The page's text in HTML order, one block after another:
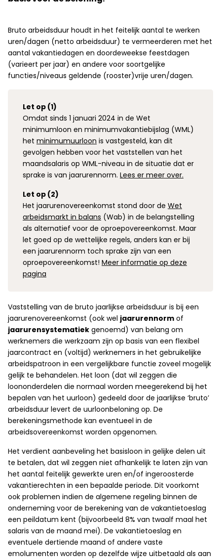
Bruto arbeidsduur houdt in het feitelijk aantal te werken
uren/dagen (netto arbeidsduur) te vermeerderen met het
aantal vakantiedagen en doordeweekse feestdagen
(varieert per jaar) en andere voor soortgelijke
functies/niveaus geldende (rooster)vrije uren/dagen.
Let op (1)
Omdat sinds 1 januari 2024 in de Wet
minimumloon en minimumvakantiebijslag (WML)
het minimumuurloon is vastgesteld, kan dit
gevolgen hebben voor het vaststellen van het
maandsalaris op WML-niveau in de situatie dat er
sprake is van jaarurennorm. Lees er meer over.
Let op (2)
Het jaarurenovereenkomst stond door de Wet
arbeidsmarkt in balans (Wab) in de belangstelling
als alternatief voor de oproepovereenkomst. Maar
let goed op de wettelijke regels, anders kan er bij
een jaarurennorm toch sprake zijn van een
oproepovereenkomst! Meer informatie op deze
pagina
Vaststelling van de bruto jaarlijkse arbeidsduur is bij een
jaarurenovereenkomst (ook wel jaarurennorm of
jaarurensystematiek genoemd) van belang om
werknemers die werkzaam zijn op basis van een flexibel
jaarcontract en (voltijd) werknemers in het gebruikelijke
arbeidspatroon in een vergelijkbare functie zoveel mogelijk
gelijk te behandelen. Het loon (dat wil zeggen die
loononderdelen die normaal worden meegerekend bij het
bepalen van het uurloon) gedeeld door de jaarlijkse ‘bruto’
arbeidsduur levert de uurloonbeloning op. De
berekeningsmethode kan eventueel in de
arbeidsovereenkomst worden opgenomen.
Het verdient aanbeveling het basisloon in gelijke delen uit
te betalen, dat wil zeggen niet afhankelijk te laten zijn van
het aantal feitelijk gewerkte uren en/of ingeroosterde
vakantierechten in een bepaalde periode. Dit voorkomt
ook problemen indien de algemene regeling binnen de
onderneming voor de berekening van de vakantietoeslag
een peildatum kent (bijvoorbeeld 8% van twaalf maal het
salaris van de maand mei). De vakantietoeslag en
eventuele dertiende maand of andere vaste
emolumenten worden op dezelfde wijze uitbetaald als aan